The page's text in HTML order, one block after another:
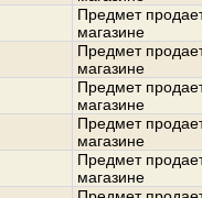
Предмет
магазине
Предмет
магазине
Предмет
магазине
Предмет
магазине
Предмет
магазине